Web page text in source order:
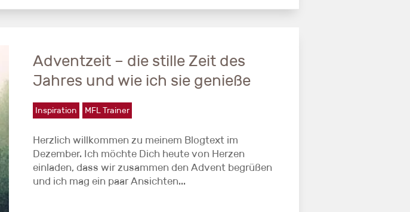
Adventzeit – die stille Zeit des
Jahres und wie ich sie genieße
Inspiration MFL Trainer
Herzlich willkommen zu meinem Blogtext im
Dezember. Ich möchte Dich heute von Herzen
einladen, dass wir zusammen den Advent begrüßen
und ich mag ein paar Ansichten...